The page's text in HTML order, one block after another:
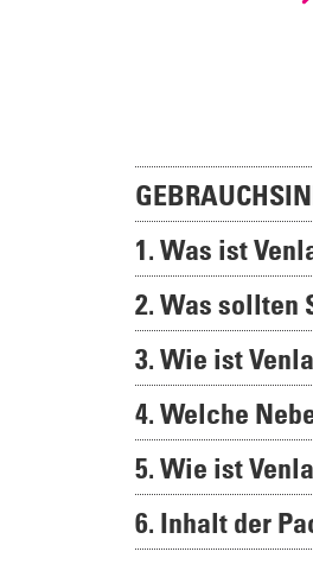
1. Was ist
2. Was sollten
3. Wie ist
4. Welche
5. Wie ist
6. Inhalt der